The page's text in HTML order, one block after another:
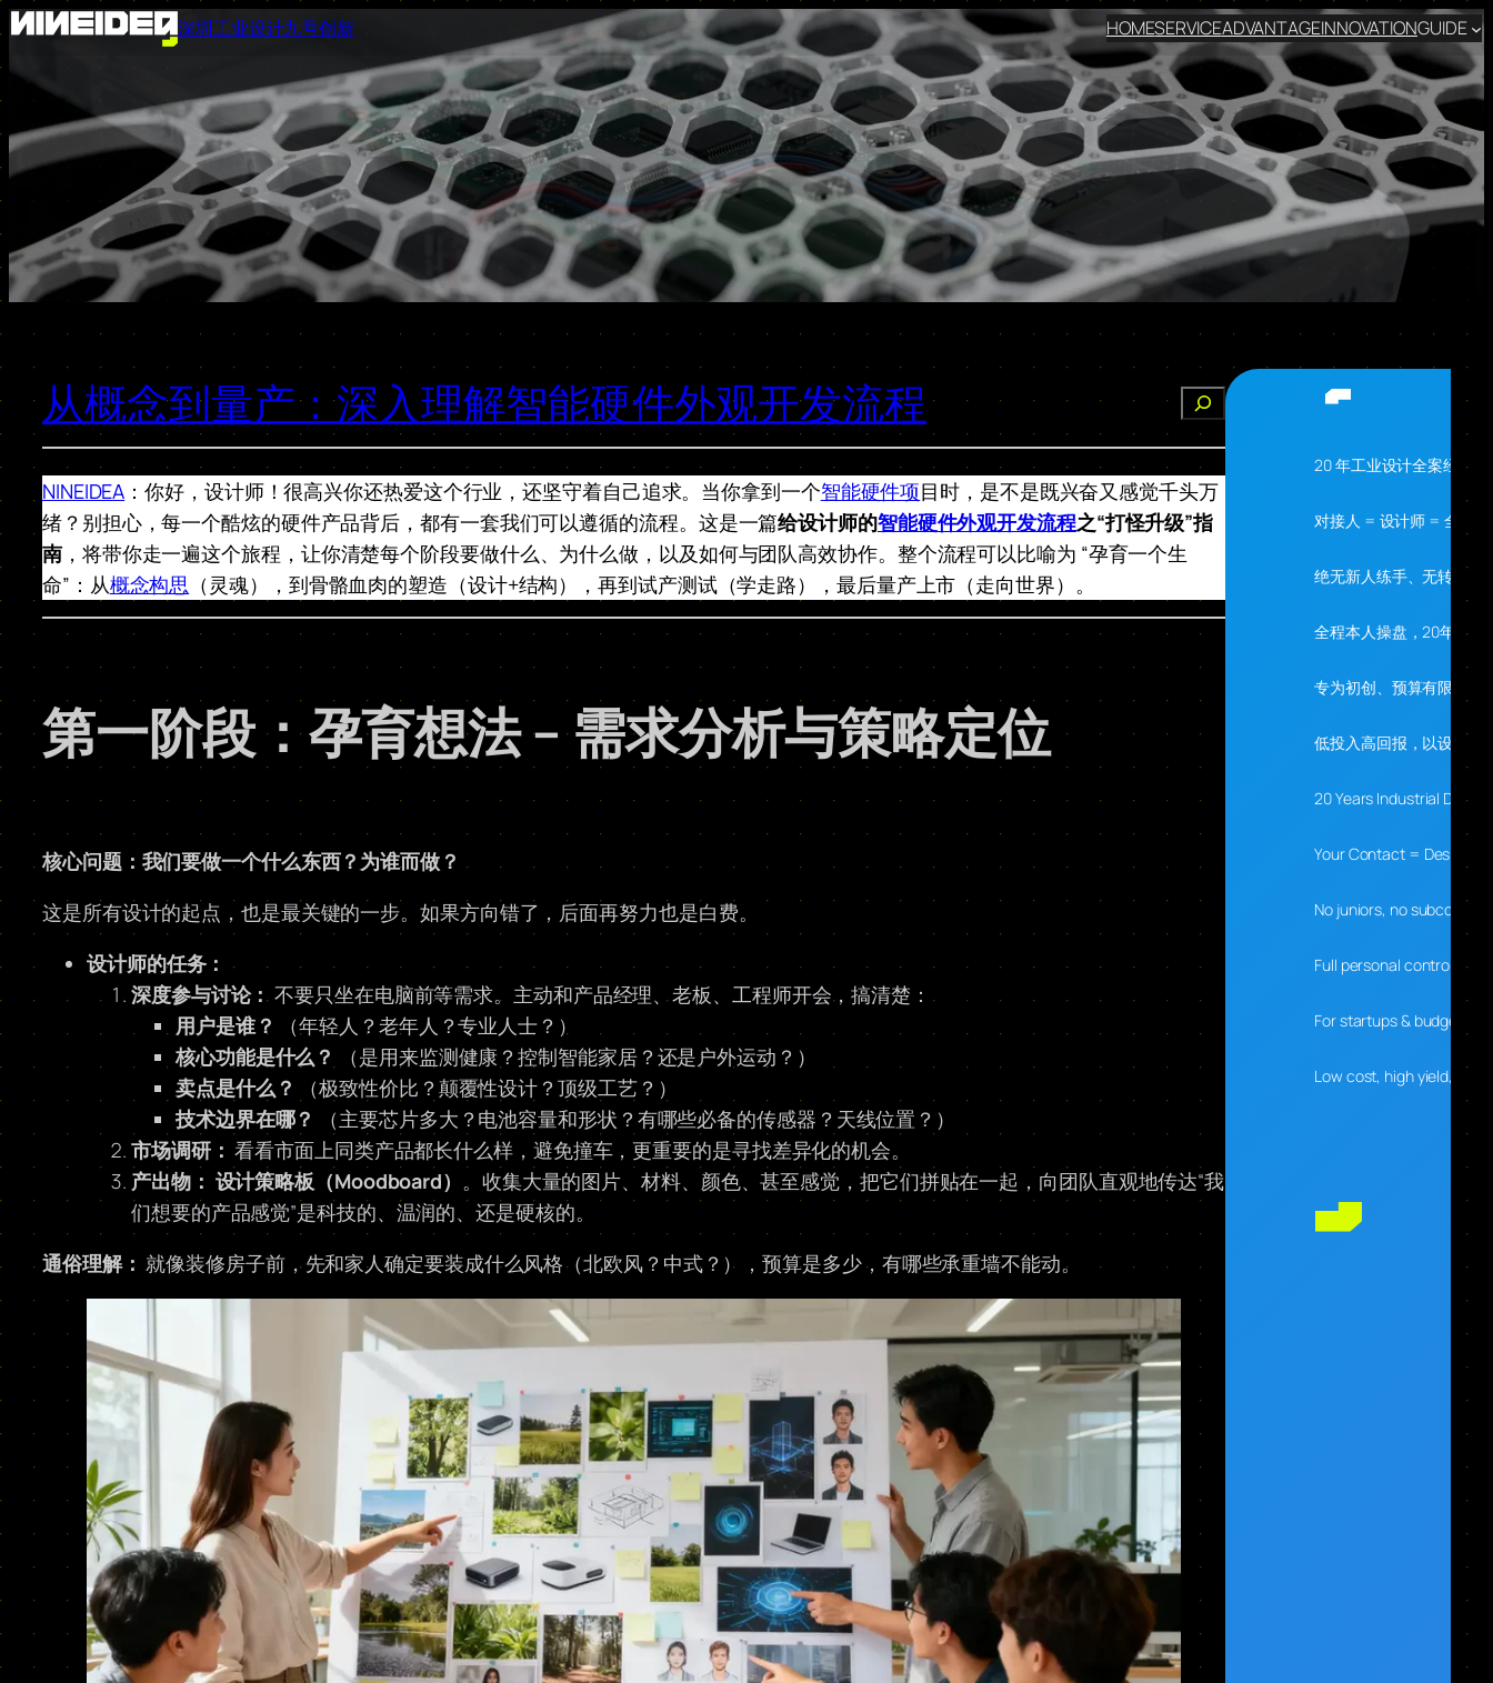
跳
内
深圳工业设计九号创新 HOMESERVICEADVANTAGEINNOVATIONGUIDE
从概念到量产：深入理解智能硬件外观开发流程
搜
索
NINEIDEA ：你好，设计师！很高兴你还热爱这个行业，还坚守着自己追求。当你拿到一个智能硬件项目时，是不是既兴奋又感觉千头万
绪？别担心，每一个酷炫的硬件产品背后，都有一套我们可以遵循的流程。这是一篇给设计师的智能硬件外观开发流程之“打怪升级”指
南，将带你走一遍这个旅程，让你清楚每个阶段要做什么、为什么做，以及如何与团队高效协作。整个流程可以比喻为 “孕育一个生
命”：从概念构思 （灵魂），到骨骼血肉的塑造（设计+结构），再到试产测试（学走路），最后量产上市（走向世界）。
第一阶段：孕育想法 – 需求分析与策略定位
核心问题：我们要做一个什么东西？为谁而做？
这是所有设计的起点，也是最关键的一步。如果方向错了，后面再努力也是白费。
设计师的任务：
深度参与讨论： 不要只坐在电脑前等需求。主动和产品经理、老板、工程师开会，搞清楚：
用户是谁？
（年轻人？老年人？专业人士？）
核心功能是什么？
（是用来监测健康？控制智能家居？还是户外运动？）
卖点是什么？
（极致性价比？颠覆性设计？顶级工艺？）
技术边界在哪？
（主要芯片多大？电池容量和形状？有哪些必备的传感器？天线位置？）
市场调研： 看看市面上同类产品都长什么样，避免撞车，更重要的是寻找差异化的机会。
产出物： 设计策略板（Moodboard） 。收集大量的图片、材料、颜色、甚至感觉，把它们拼贴在一起，向团队直观地传达“我
们想要的产品感觉”是科技的、温润的、还是硬核的。
通俗理解： 就像装修房子前，先和家人确定要装成什么风格（北欧风？中式？），预算是多少，有哪些承重墙不能动。
20 年工业设计全案经验
对接人 = 设计师 = 全程
绝无新人练手、无转包、
全程本人操盘，20年经验
专为初创、预算有限、需
低投入高回报，以设计落
20 Years Industrial
Your Contact = Designer
No juniors, no
Full personal control, 20
For startups & budget-
Low cost, high yield,